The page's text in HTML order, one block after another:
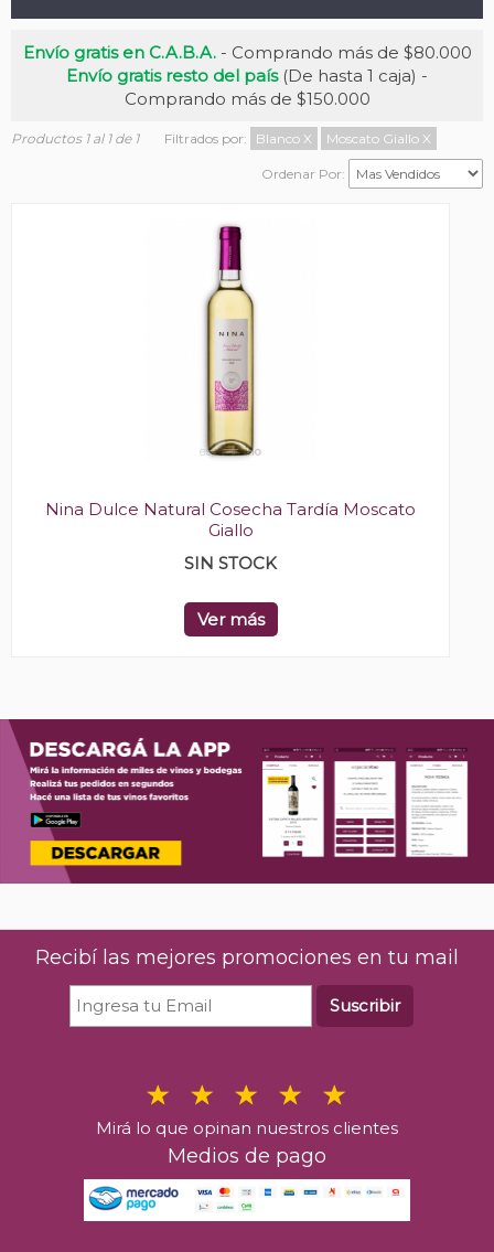
Envío gratis en C.A.B.A.- Comprando más de $80.000
Envío gratis resto del país(De hasta 1 caja) -
Comprando más de $150.000
Productos 1 al 1 de 1 Filtrados por: Blanco X Moscato Giallo X
Ordenar Por:
Nina Dulce Natural Cosecha Tardía Moscato
Giallo
SIN STOCK
Ver más
Recibí las mejores promociones en tu mail
Suscribir
Mirá lo que opinan nuestros clientes
Medios de pago